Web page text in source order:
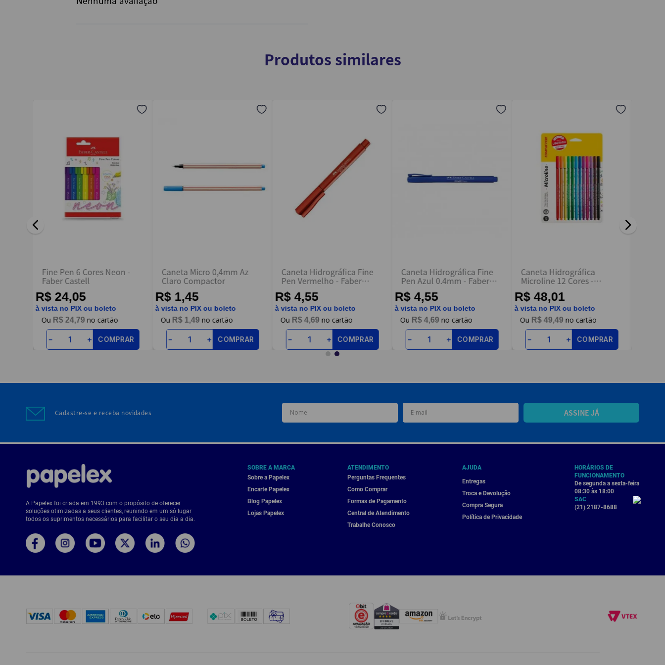
Título
Escreva uma avaliação
Produtos similares
Fine Pen 6 Cores Neon -
Faber Castell
R$ 24,05
à vista no PIX ou boleto
R$ 24,79
＋
－ COMPRAR
Caneta Micro 0,4mm Az
Claro Compactor
R$ 1,45
à vista no PIX ou boleto
R$ 1,49
＋
－ COMPRAR
Caneta Hidrográfica Fine
Pen Vermelho - Faber
Castell
R$ 4,55
à vista no PIX ou boleto
R$ 4,69
＋
－ COMPRAR
Caneta Hidrográfica Fine
Pen Azul 0.4mm - Faber
Castell
R$ 4,55
à vista no PIX ou boleto
R$ 4,69
＋
－ COMPRAR
Caneta Hidrográfica
Microline 12 Cores -
Compactor
R$ 48,01
à vista no PIX ou boleto
R$ 49,49
＋
－ COMPRAR
Cadastre-se e receba novidades ASSINE JÁ
A Papelex foi criada em 1993 com o propósito de oferecer
soluções otimizadas a seus clientes, reunindo em um só lugar
todos os suprimentos necessários para facilitar o seu dia a dia.
SOBRE A MARCA
Sobre a Papelex
Encarte Papelex
Blog Papelex
Lojas Papelex
ATENDIMENTO
Perguntas Frequentes
Como Comprar
Formas de Pagamento
Central de Atendimento
Trabalhe Conosco
AJUDA
Entregas
Troca e Devolução
Compra Segura
Política de Privacidade
HORÁRIOS DE
FUNCIONAMENTO
De segunda a sexta-feira
08:30 às 18:00
SAC
(21) 2187-8688